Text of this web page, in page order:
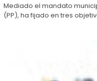
Mediado el mandato
(PP), ha fijado en tres